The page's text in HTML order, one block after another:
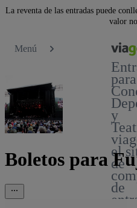
La reventa de las entradas puede
valor
Menú
para
y
el
de
de
Boletos para